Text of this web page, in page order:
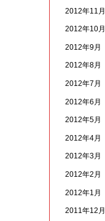
2012年11月
2012年10月
2012年9月
2012年8月
2012年7月
2012年6月
2012年5月
2012年4月
2012年3月
2012年2月
2012年1月
2011年12月